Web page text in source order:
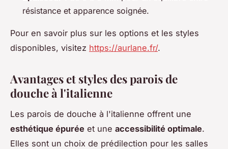
résistance et apparence soignée.
Pour en savoir plus sur les options et les styles
disponibles, visitez https://aurlane.fr/.
Avantages et styles des parois de
douche à l'italienne
Les parois de douche à l'italienne offrent une
esthétique épurée et une accessibilité optimale.
Elles sont un choix de prédilection pour les salles